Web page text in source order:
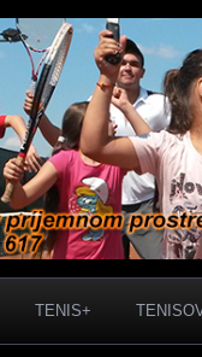
prostredí.
TENIS+